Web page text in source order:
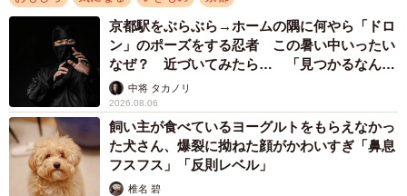
サカタニくん。長時間の散歩や人に囲まれたこともあり、
疲れもあったとみられる。
京都駅をぶらぶら→ホームの隅に何やら「ドロ
ン」のポーズをする忍者 この暑い中いったい
なぜ？ 近づいてみたら… 「見つかるなんて
未熟」中将 タカノリ
2026.08.06
飼い主が食べているヨーグルトをもらえなかっ
た犬さん、爆裂に拗ねた顔がかわいすぎ「鼻息
フスフス」「反則レベル」
椎名 碧